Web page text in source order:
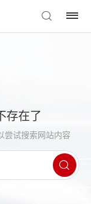
存在了
尝试搜索网站内容